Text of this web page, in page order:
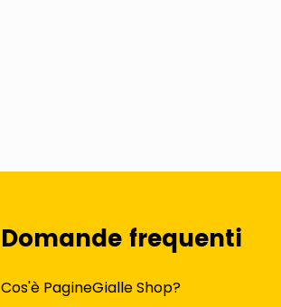
Domande frequenti
Cos'è PagineGialle Shop?